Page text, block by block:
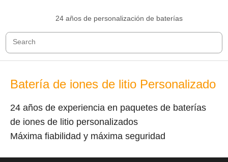
24 años de personalización de baterías
Batería de iones de litio Personalizado
24 años de experiencia en paquetes de baterías
de iones de litio personalizados
Máxima fiabilidad y máxima seguridad